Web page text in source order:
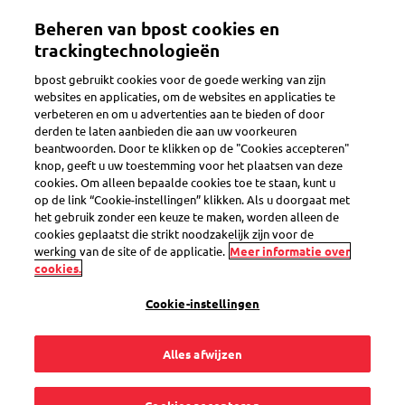
inhoud
Toggle navigation
Te laat bezorgd
Mijn rouwbrieven
zijn niet (op tijd)
bezorgd. Wat nu?
Allereerst onze excuses voor de vertraging. We hopen dat je
Beheren van bpost cookies en
trackingtechnologieën
bpost gebruikt cookies voor de goede werking van zijn
websites en applicaties, om de websites en applicaties te
verbeteren en om u advertenties aan te bieden of door
derden te laten aanbieden die aan uw voorkeuren
beantwoorden. Door te klikken op de "Cookies accepteren"
knop, geeft u uw toestemming voor het plaatsen van deze
cookies. Om alleen bepaalde cookies toe te staan, kunt u
op de link “Cookie-instellingen” klikken. Als u doorgaat met
het gebruik zonder een keuze te maken, worden alleen de
cookies geplaatst die strikt noodzakelijk zijn voor de
werking van de site of de applicatie. Meer informatie over
cookies.
Cookie-instellingen
Alles afwijzen